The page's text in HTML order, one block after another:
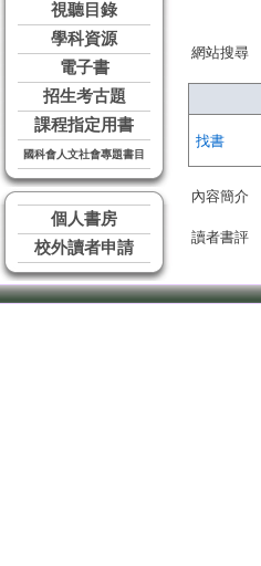
視聽目錄
學科資源
電子書
招生考古題
課程指定用書
國科會人文社會專題書目
個人書房
校外讀者申請
網站搜尋
找書
內容簡介
讀者書評